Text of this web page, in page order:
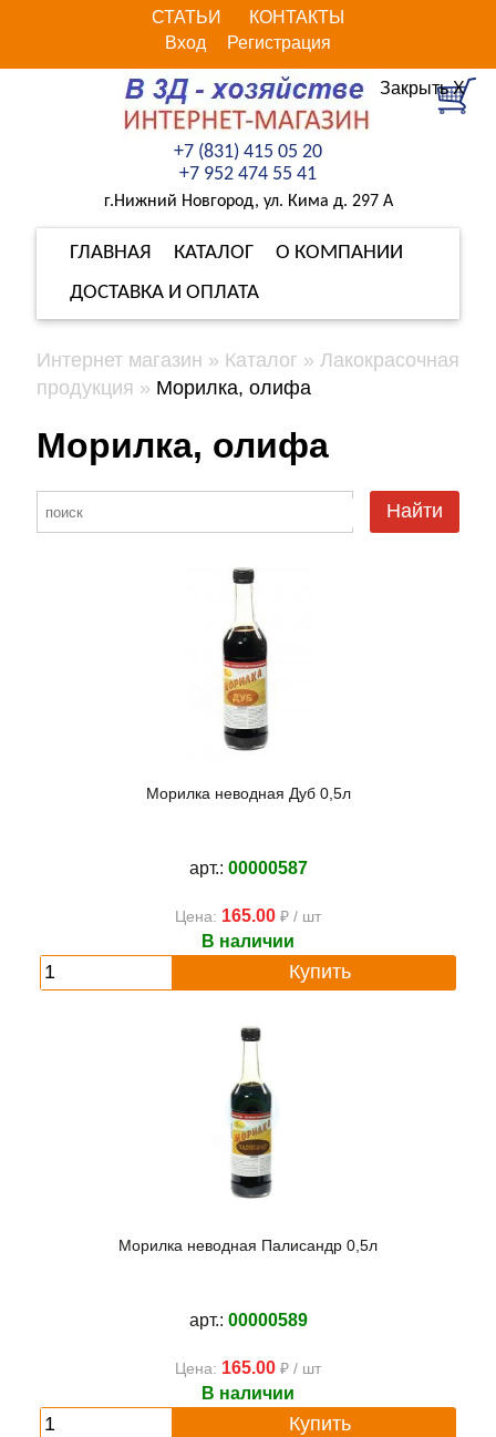
СТАТЬИ
КОНТАКТЫ
Вход
Регистрация
+7 (831) 415 05 20
+7 952 474 55 41
г.Нижний Новгород, ул. Кима д. 297 А
Закрыть Х
ГЛАВНАЯ КАТАЛОГ
О КОМПАНИИ
ДОСТАВКА И ОПЛАТА
Интернет магазин Каталог
Лакокрасочная
продукция
Морилка, олифа
Морилка, олифа
Найти
Морилка неводная Дуб 0,5л
арт.: 00000587
Цена: 165.00 ₽ / шт
В наличии
Купить
Морилка неводная Палисандр 0,5л
арт.: 00000589
Цена: 165.00 ₽ / шт
В наличии
Купить